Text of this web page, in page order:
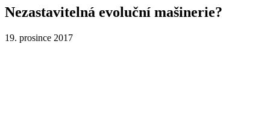
Nezastavitelná evoluční mašinerie?
19. prosince 2017